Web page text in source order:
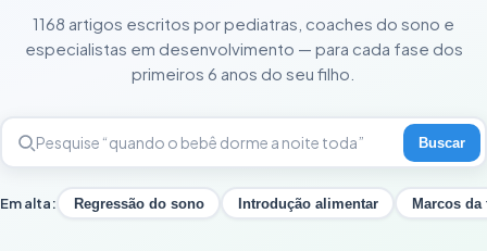
1168 artigos escritos por pediatras, coaches do sono e
especialistas em desenvolvimento — para cada fase dos
primeiros 6 anos do seu filho.
Buscar
Em alta: Regressão do sono Introdução alimentar Marcos da